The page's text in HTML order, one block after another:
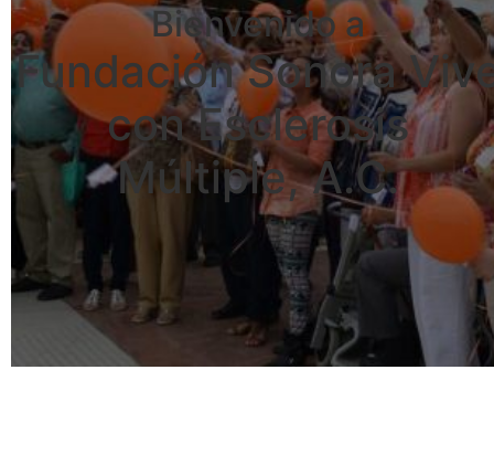
Bienvenido a
Fundación Sonora
con Esclerosis
Múltiple, A.C.